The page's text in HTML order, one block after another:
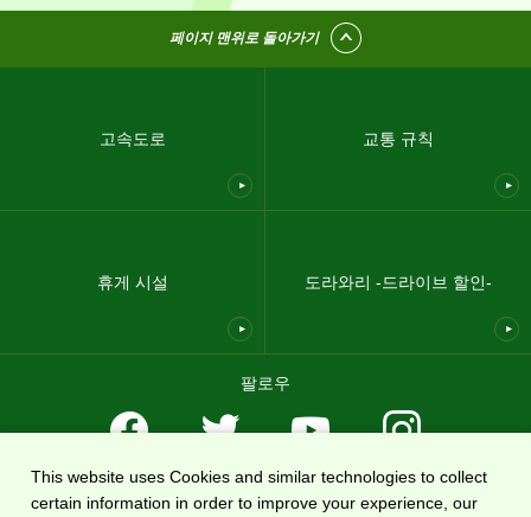
페이지 맨위로 돌아가기
고속도로 교통 규칙
휴게 시설 도라와리 -드라이브 할인-
팔로우
개인 정보 보호 정책 사이트맵
This website uses Cookies and similar technologies to collect
certain information in order to improve your experience, our